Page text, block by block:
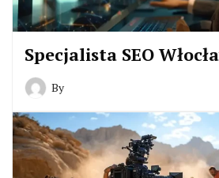
Specjalista SEO
By